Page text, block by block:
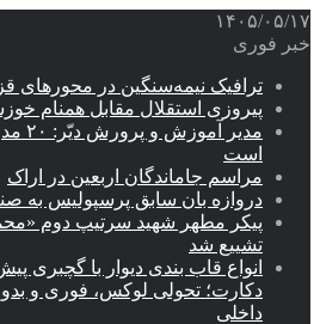
۱۴۰۵/۰۵/۱۷
خبر فوری
ترافیک نیمه‌سنگین در محورهای
پیروزی استقلال مقابل همنام
است
مراسم جاماندگان اربعین در اراک
دروازه بان سابق پرسپولیس به
پیکر مطهر شهید سرتیپ دوم
تشییع شد
انواع قاب بندی دیوار با گچبری
دکارت؛ تحولی لوکس، فوری و
داخلی